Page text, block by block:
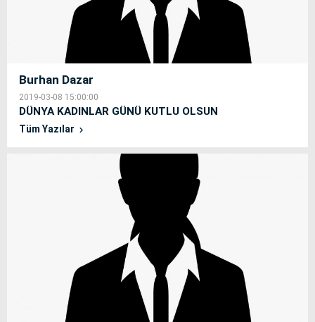
Burhan Dazar
2019-03-08 15:00:00
DÜNYA KADINLAR GÜNÜ KUTLU OLSUN
Tüm Yazılar